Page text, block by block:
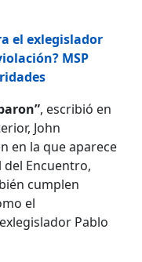
el exlegislador
MSP
, escribió en
John
en la que aparece
Encuentro,
cumplen
el
Pablo